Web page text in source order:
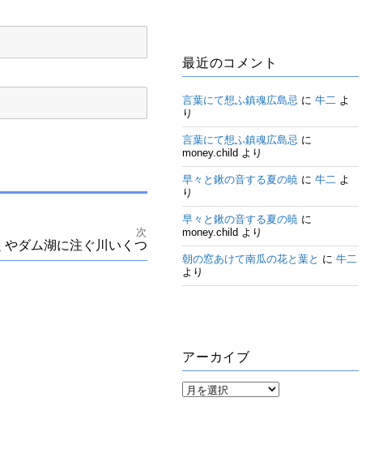
次
やダム湖に注ぐ川いくつ
最近のコメント
言葉にて想ふ鎮魂広島忌 に牛二 よ
り
言葉にて想ふ鎮魂広島忌 に
money.child より
早々と鍬の音する夏の暁 に牛二 よ
り
早々と鍬の音する夏の暁 に
money.child より
朝の窓あけて南瓜の花と葉と に牛二
より
アーカイブ
ア